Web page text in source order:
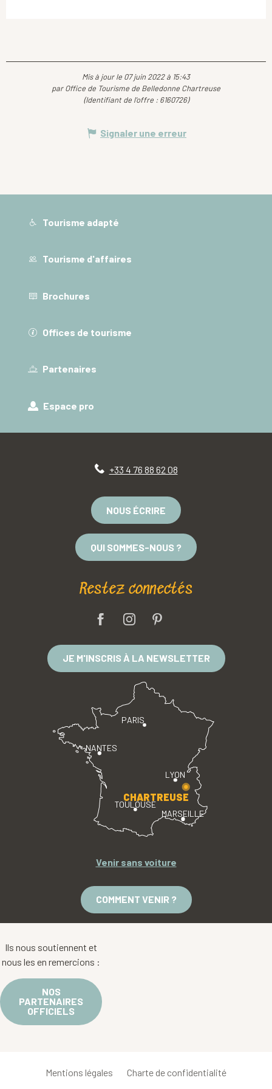
Mis à jour le 07 juin 2022 à 15:43
par Office de Tourisme de Belledonne Chartreuse
(Identifiant de l'offre : 6160726)
Signaler une erreur
Tourisme adapté
Tourisme d'affaires
Brochures
Offices de tourisme
Partenaires
Espace pro
+33 4 76 88 62 08
NOUS ÉCRIRE
QUI SOMMES-NOUS ?
Restez connectés
JE M'INSCRIS À LA NEWSLETTER
PARIS
LYON
TOULOUSE
MARSEILLE
NANTES
CHARTREUSE
Venir sans voiture
COMMENT VENIR ?
Ils nous soutiennent et
nous les en remercions :
NOS
PARTENAIRES
OFFICIELS
Mentions légales Charte de confidentialité